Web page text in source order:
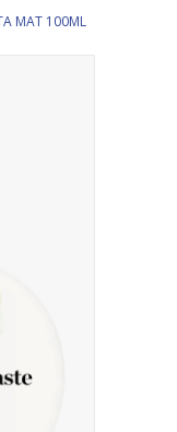
MAT 100ML